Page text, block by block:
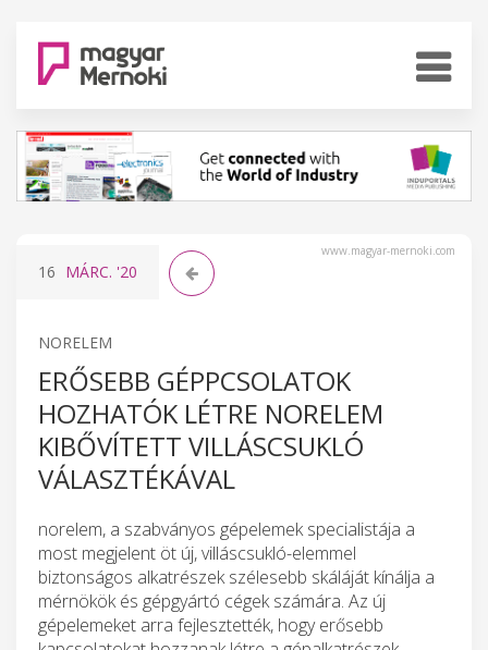
www.magyar-mernoki.com
16 MÁRC. '20
NORELEM
ERŐSEBB GÉPPCSOLATOK
HOZHATÓK LÉTRE NORELEM
KIBŐVÍTETT VILLÁSCSUKLÓ
VÁLASZTÉKÁVAL
norelem, a szabványos gépelemek specialistája a
most megjelent öt új, villáscsukló-elemmel
biztonságos alkatrészek szélesebb skáláját kínálja a
mérnökök és gépgyártó cégek számára. Az új
gépelemeket arra fejlesztették, hogy erősebb